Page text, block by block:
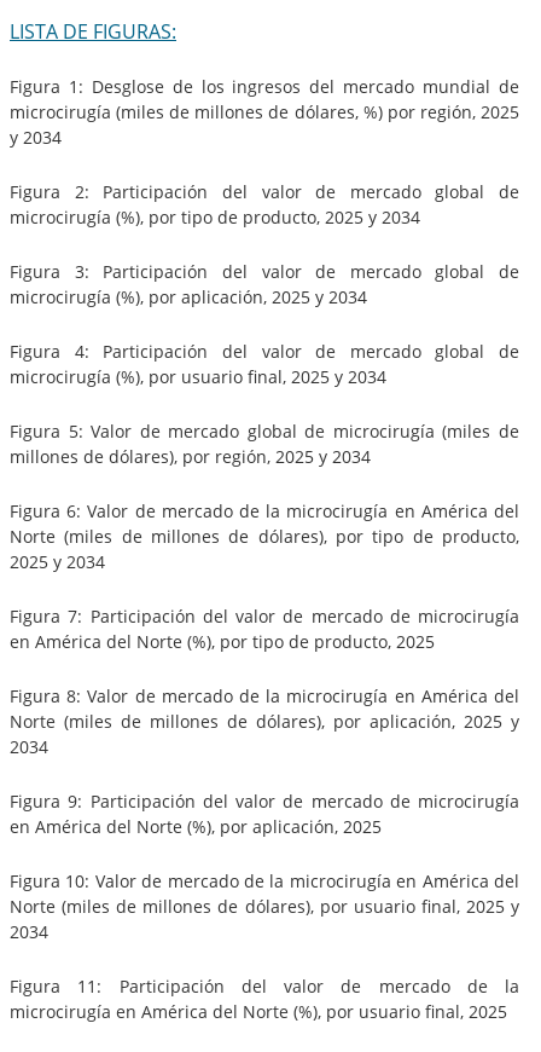
LISTA DE FIGURAS:
Figura 1: Desglose de los ingresos del mercado mundial de
microcirugía (miles de millones de dólares, %) por región, 2025
y 2034
Figura 2: Participación del valor de mercado global de
microcirugía (%), por tipo de producto, 2025 y 2034
Figura 3: Participación del valor de mercado global de
microcirugía (%), por aplicación, 2025 y 2034
Figura 4: Participación del valor de mercado global de
microcirugía (%), por usuario final, 2025 y 2034
Figura 5: Valor de mercado global de microcirugía (miles de
millones de dólares), por región, 2025 y 2034
Figura 6: Valor de mercado de la microcirugía en América del
Norte (miles de millones de dólares), por tipo de producto,
2025 y 2034
Figura 7: Participación del valor de mercado de microcirugía
en América del Norte (%), por tipo de producto, 2025
Figura 8: Valor de mercado de la microcirugía en América del
Norte (miles de millones de dólares), por aplicación, 2025 y
2034
Figura 9: Participación del valor de mercado de microcirugía
en América del Norte (%), por aplicación, 2025
Figura 10: Valor de mercado de la microcirugía en América del
Norte (miles de millones de dólares), por usuario final, 2025 y
2034
Figura 11: Participación del valor de mercado de la
microcirugía en América del Norte (%), por usuario final, 2025